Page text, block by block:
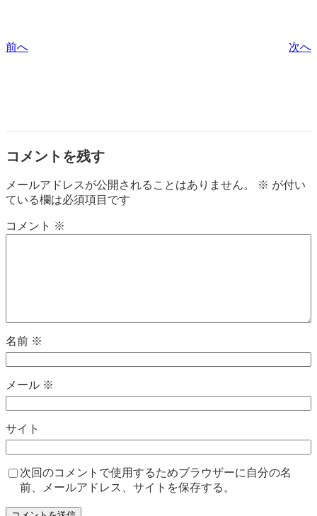
前へ 次へ
コメントを残す
メールアドレスが公開されることはありません。 ※ が付い
ている欄は必須項目です
コメント ※
名前 ※
メール ※
サイト
次回のコメントで使用するためブラウザーに自分の名
前、メールアドレス、サイトを保存する。